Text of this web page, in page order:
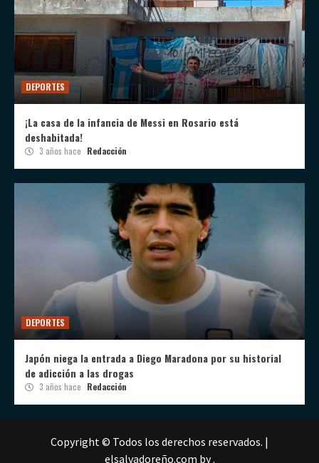
DEPORTES
¡La casa de la infancia de Messi en Rosario está
deshabitada!
3 años hace Redacción
DEPORTES
Japón niega la entrada a Diego Maradona por su historial
de adicción a las drogas
3 años hace Redacción
Copyright © Todos los derechos reservados. |
elsalvadoreño.com by .